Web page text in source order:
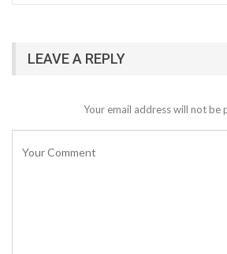
LEAVE A REPLY
Your email address will not be